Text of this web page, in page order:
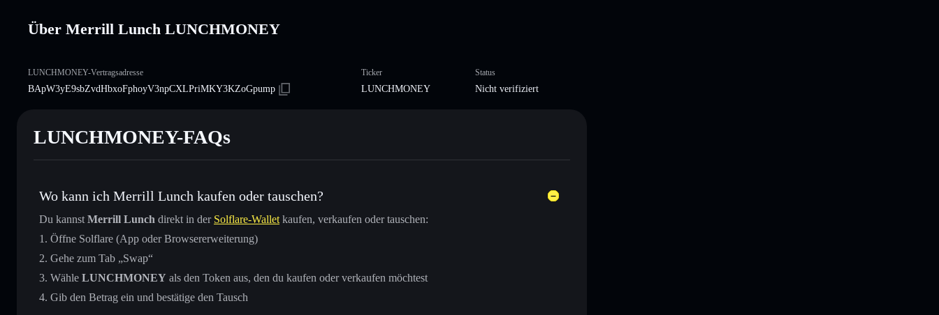
Über Merrill Lunch LUNCHMONEY
LUNCHMONEY-Vertragsadresse
BApW3yE9sbZvdHbxoFphoyV3npCXLPriMKY3KZoGpump
Ticker
LUNCHMONEY
Status
Nicht verifiziert
LUNCHMONEY-FAQs
Wo kann ich Merrill Lunch kaufen oder tauschen?
Du kannst Merrill Lunch direkt in der Solflare-Wallet kaufen, verkaufen oder tauschen:
Öffne Solflare (App oder Browsererweiterung)
Gehe zum Tab „Swap“
Wähle LUNCHMONEY als den Token aus, den du kaufen oder verkaufen möchtest
Gib den Betrag ein und bestätige den Tausch